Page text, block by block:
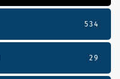
534
29